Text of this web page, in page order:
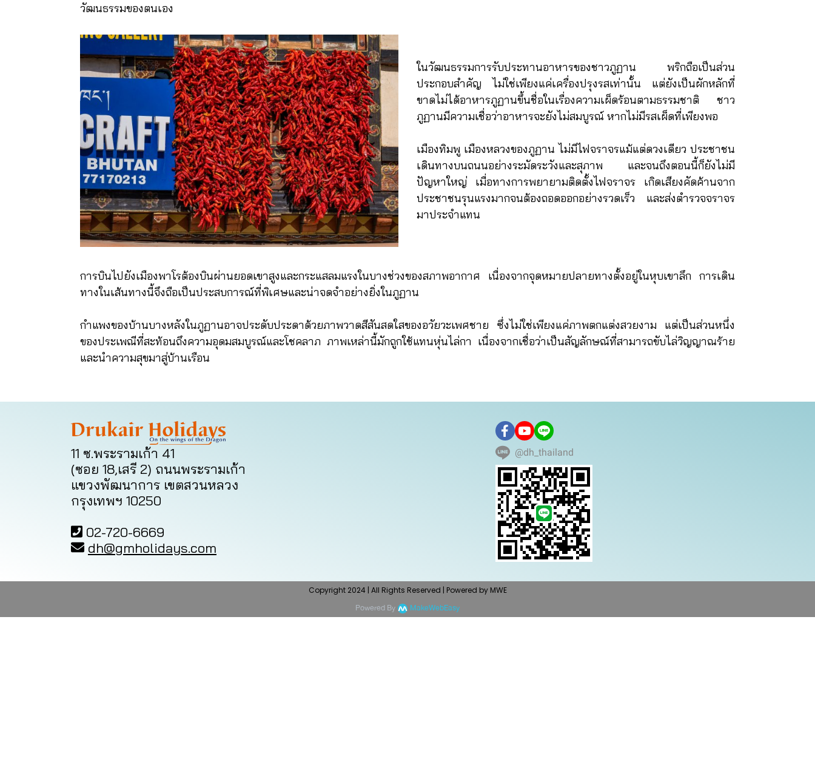
วัฒนธรรมของตนเอง
ในวัฒนธรรมการรับประทานอาหารของชาวภูฏาน พริกถือเป็นส่วน
ประกอบสำคัญ ไม่ใช่เพียงแค่เครื่องปรุงรสเท่านั้น แต่ยังเป็นผักหลักที่
ขาดไม่ได้อาหารภูฏานขึ้นชื่อในเรื่องความเผ็ดร้อนตามธรรมชาติ ชาว
ภูฏานมีความเชื่อว่าอาหารจะยังไม่สมบูรณ์ หากไม่มีรสเผ็ดที่เพียงพอ
เมืองทิมพู เมืองหลวงของภูฏาน ไม่มีไฟจราจรแม้แต่ดวงเดียว ประชาชน
เดินทางบนถนนอย่างระมัดระวังและสุภาพ และจนถึงตอนนี้ก็ยังไม่มี
ปัญหาใหญ่ เมื่อทางการพยายามติดตั้งไฟจราจร เกิดเสียงคัดค้านจาก
ประชาชนรุนแรงมากจนต้องถอดออกอย่างรวดเร็ว และส่งตำรวจจราจร
มาประจำแทน
การบินไปยังเมืองพาโรต้องบินผ่านยอดเขาสูงและกระแสลมแรงในบางช่วงของสภาพอากาศ เนื่องจากจุดหมายปลายทางตั้งอยู่ในหุบเขาลึก การเดิน
ทางในเส้นทางนี้จึงถือเป็นประสบการณ์ที่พิเศษและน่าจดจำอย่างยิ่งในภูฏาน
กำแพงของบ้านบางหลังในภูฏานอาจประดับประดาด้วยภาพวาดสีสันสดใสของอวัยวะเพศชาย ซึ่งไม่ใช่เพียงแค่ภาพตกแต่งสวยงาม แต่เป็นส่วนหนึ่ง
ของประเพณีที่สะท้อนถึงความอุดมสมบูรณ์และโชคลาภ ภาพเหล่านี้มักถูกใช้แทนหุ่นไล่กา เนื่องจากเชื่อว่าเป็นสัญลักษณ์ที่สามารถขับไล่วิญญาณร้าย
และนำความสุขมาสู่บ้านเรือน
11 ซ.พระรามเก้า 41
(ซอย 18,เสรี 2) ถนนพระรามเก้า
แขวงพัฒนาการ เขตสวนหลวง
กรุงเทพฯ 10250
02-720-6669
dh@gmholidays.com
@dh_thailand
Copyright 2024 | All Rights Reserved | Powered by MWE
Powered By MakeWebEasy